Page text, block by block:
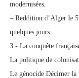
modernisées.
– Reddition d’Alger le
quelques jours.
3.- La conquête
La politique de
Le génocide Décimer la